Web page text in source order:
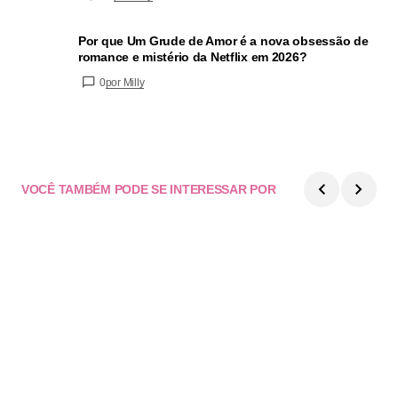
Por que Um Grude de Amor é a nova obsessão de
romance e mistério da Netflix em 2026?
0por Milly
VOCÊ TAMBÉM PODE SE INTERESSAR POR